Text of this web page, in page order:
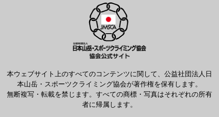
本ウェブサイト上のすべてのコンテンツに関して、公益社団法人日
本山岳・スポーツクライミング協会が著作権を保有します。
無断複写・転載を禁じます。すべての商標・写真はそれぞれの所有
者に帰属します。